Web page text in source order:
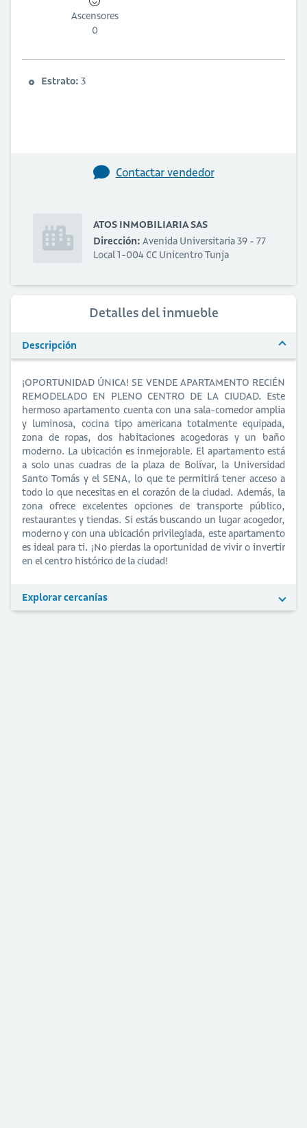
Ascensores
0
Estrato: 3
Contactar vendedor
ATOS INMOBILIARIA SAS
Dirección: Avenida Universitaria 39 - 77
Local 1-004 CC Unicentro Tunja
Detalles del inmueble
Descripción
¡OPORTUNIDAD ÚNICA! SE VENDE APARTAMENTO RECIÉN
REMODELADO EN PLENO CENTRO DE LA CIUDAD. Este
hermoso apartamento cuenta con una sala-comedor amplia
y luminosa, cocina tipo americana totalmente equipada,
zona de ropas, dos habitaciones acogedoras y un baño
moderno. La ubicación es inmejorable. El apartamento está
a solo unas cuadras de la plaza de Bolívar, la Universidad
Santo Tomás y el SENA, lo que te permitirá tener acceso a
todo lo que necesitas en el corazón de la ciudad. Además, la
zona ofrece excelentes opciones de transporte público,
restaurantes y tiendas. Si estás buscando un lugar acogedor,
moderno y con una ubicación privilegiada, este apartamento
es ideal para ti. ¡No pierdas la oportunidad de vivir o invertir
en el centro histórico de la ciudad!
Explorar cercanías